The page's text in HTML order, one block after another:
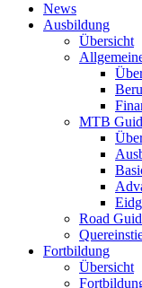
News
Ausbildung
Übersicht
MTB
Road
Fortbildung
Übersicht